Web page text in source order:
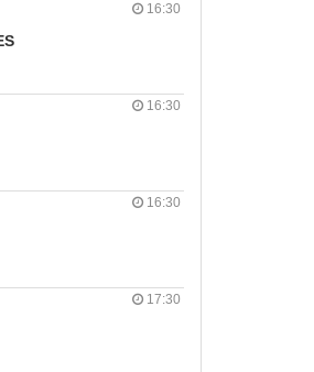
16:30
16:30
16:30
17:30